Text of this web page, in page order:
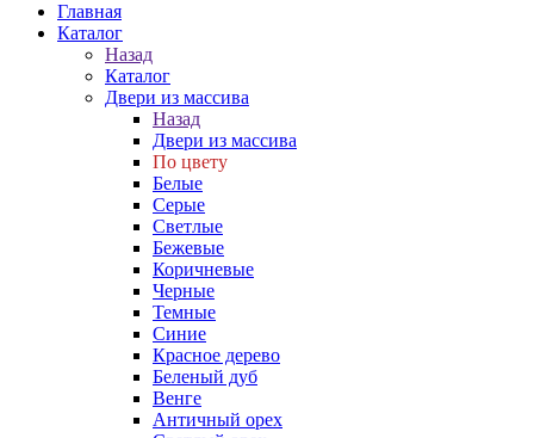
Главная
Каталог
Назад
Каталог
Двери из массива
Назад
Двери из массива
По цвету
Белые
Серые
Светлые
Бежевые
Коричневые
Черные
Темные
Синие
Красное дерево
Беленый дуб
Венге
Античный орех